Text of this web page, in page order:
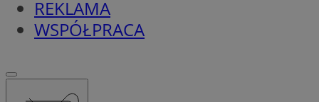
REKLAMA
WSPÓŁPRACA